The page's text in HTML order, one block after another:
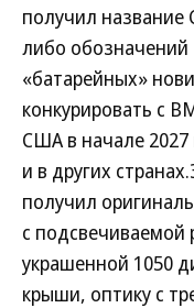
получил название
либо обозначений
«батарейных»
конкурировать с
США в начале 2027
и в других
получил
с подсвечиваемой
украшенной 1050
крыши, оптику с